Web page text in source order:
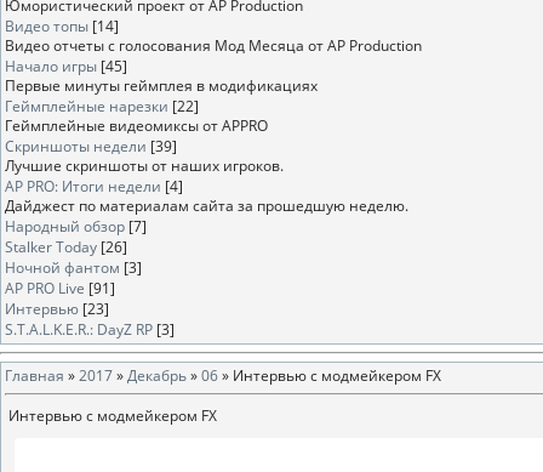
Юмористический проект от AP Production
Видео топы [14]
Видео отчеты с голосования Мод Месяца от AP Production
Начало игры [45]
Первые минуты геймплея в модификациях
Геймплейные нарезки [22]
Геймплейные видеомиксы от APPRO
Скриншоты недели [39]
Лучшие скриншоты от наших игроков.
AP PRO: Итоги недели [4]
Дайджест по материалам сайта за прошедшую неделю.
Народный обзор [7]
Stalker Today [26]
Ночной фантом [3]
AP PRO Live [91]
Интервью [23]
S.T.A.L.K.E.R.: DayZ RP [3]
Главная »2017»Декабрь»06» Интервью с модмейкером FX
Интервью с модмейкером FX